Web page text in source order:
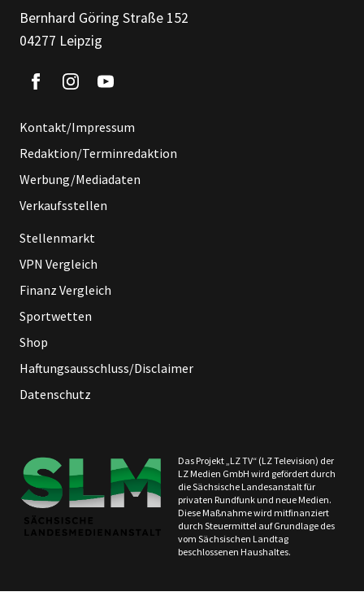
Bernhard Göring Straße 152
04277 Leipzig
Kontakt/Impressum
Redaktion/Terminredaktion
Werbung/Mediadaten
Verkaufsstellen
Stellenmarkt
VPN Vergleich
Finanz Vergleich
Sportwetten
Shop
Haftungsausschluss/Disclaimer
Datenschutz
Das Projekt „LZ TV“ (LZ Television) der
LZ Medien GmbH wird gefördert durch
die Sächsische Landesanstalt für
privaten Rundfunk und neue Medien.
Diese Maßnahme wird mitfinanziert
durch Steuermittel auf Grundlage des
vom Sächsischen Landtag
beschlossenen Haushaltes.